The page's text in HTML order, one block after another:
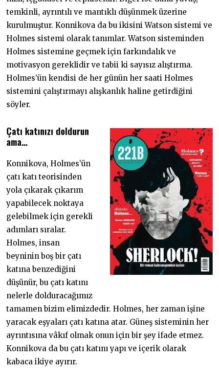
temkinli, ayrıntılı ve mantıklı düşünmek üzerine
kurulmuştur. Konnikova da bu ikisini Watson sistemi ve
Holmes sistemi olarak tanımlar. Watson sisteminden
Holmes sistemine geçmek için farkındalık ve
motivasyon gereklidir ve tabii ki sayısız alıştırma.
Holmes’ün kendisi de her günün her saati Holmes
sistemini çalıştırmayı alışkanlık haline getirdiğini
söyler.
Çatı katınızı doldurun
ama…
Konnikova, Holmes’ün
çatı katı teorisinden
yola çıkarak çıkarım
yapabilecek noktaya
gelebilmek için gerekli
adımları sıralar.
Holmes, insan
beyninin boş bir çatı
katına benzediğini
düşünür, bu çatı katını
nelerle dolduracağımız
tamamen bizim elimizdedir. Holmes, her zaman işine
yaracak eşyaları çatı katına atar. Güneş sisteminin her
ayrıntısına vâkıf olmak onun için bir şey ifade etmez.
Konnikova da bu çatı katını yapı ve içerik olarak
kabaca ikiye ayırır.